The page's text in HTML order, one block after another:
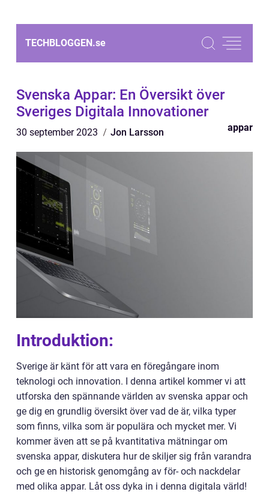
TECHBLOGGEN.se
Svenska Appar: En Översikt över
Sveriges Digitala Innovationer
30 september 2023 Jon Larsson appar
Introduktion:
Sverige är känt för att vara en föregångare inom
teknologi och innovation. I denna artikel kommer vi att
utforska den spännande världen av svenska appar och
ge dig en grundlig översikt över vad de är, vilka typer
som finns, vilka som är populära och mycket mer. Vi
kommer även att se på kvantitativa mätningar om
svenska appar, diskutera hur de skiljer sig från varandra
och ge en historisk genomgång av för- och nackdelar
med olika appar. Låt oss dyka in i denna digitala värld!